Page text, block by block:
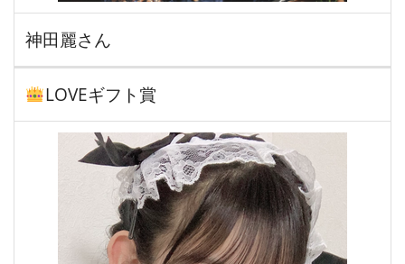
神田麗さん
LOVEギフト賞